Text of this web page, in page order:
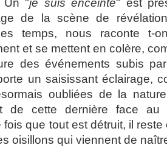
Un "je suis enceinte" est
de la scène de
temps, nous raconte t-
et se mettent en colère,
des événements subis
un saisissant éclairage,
oubliées de la
de cette dernière face au
que tout est détruit, il
oisillons qui viennent de